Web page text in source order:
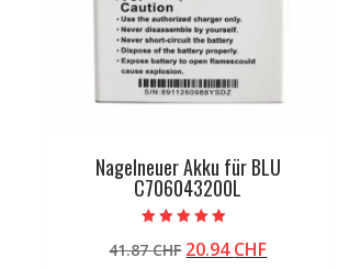
Nagelneuer Akku für BLU
C706043200L
5.00
von 5
41.87CHF Ursprünglicher
20.94CHFAktueller